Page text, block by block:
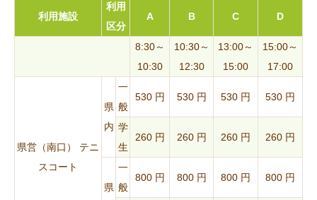
利用施設
利用
区分
A B C D
8:30～
10:30
10:30～
12:30
13:00～
15:00
15:00～
17:00
県営（南口） テニ
スコート
県
内
一
般
530 円 530 円 530 円 530 円
学
生
260 円 260 円 260 円 260 円
県
一
般
800 円 800 円 800 円 800 円